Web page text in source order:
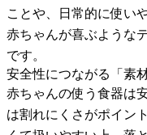
ことや、日常的に使い
赤ちゃんが喜ぶような
です。
安全性につながる「素材
赤ちゃんの使う食器は
は割れにくさがポイン